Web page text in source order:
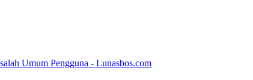
Umum Pengguna - Lunasbos.com